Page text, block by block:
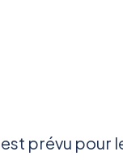
prévu pour